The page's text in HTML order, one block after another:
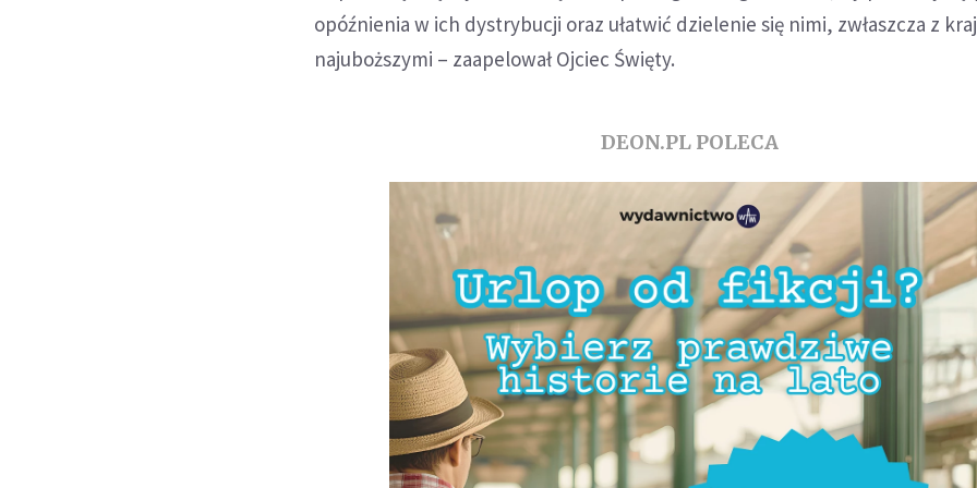
opóźnienia w ich dystrybucji oraz ułatwić dzielenie się nimi, zwłaszcza z
najuboższymi – zaapelował Ojciec Święty.
DEON.PL POLECA